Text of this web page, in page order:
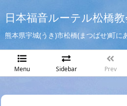
日本福音ルーテル松橋
熊本県宇城(うき)市松橋(まつばせ)町に
Menu Sidebar Prev